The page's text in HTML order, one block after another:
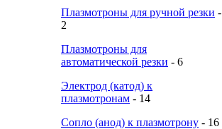
Плазмотроны для ручной резки -
2
Плазмотроны для
автоматической резки - 6
Электрод (катод) к
плазмотронам - 14
Сопло (анод) к плазмотрону - 16